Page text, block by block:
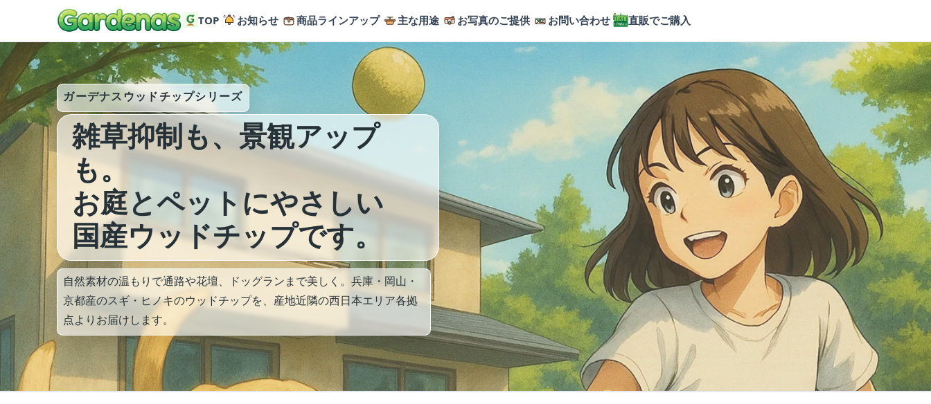
TOP お知らせ 商品ラインアップ 主な用途 お写真のご提供 お問い合わせ 直販でご購入
ガーデナスウッドチップシリーズ
雑草抑制も、景観アップ
も。
お庭とペットにやさしい
国産ウッドチップです。
自然素材の温もりで通路や花壇、ドッグランまで美しく。兵庫・岡山・
京都産のスギ・ヒノキのウッドチップを、産地近隣の西日本エリア各拠
点よりお届けします。